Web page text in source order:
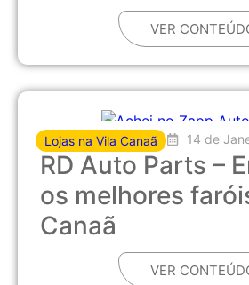
VER
Lojas na Vila Canaã 14 de
RD Auto Parts –
os melhores
Canaã
VER